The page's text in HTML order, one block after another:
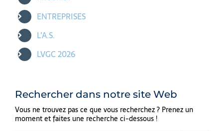
ENTREPRISES
L’A.S.
LVGC 2026
Rechercher dans notre site Web
Vous ne trouvez pas ce que vous recherchez ? Prenez un
moment et faites une recherche ci-dessous !